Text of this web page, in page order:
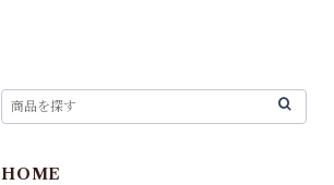
HOME